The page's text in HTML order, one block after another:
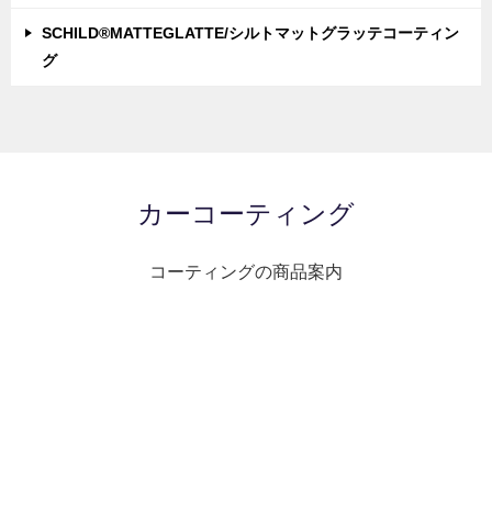
SCHILD®MATTEGLATTE/シルトマットグラッテコーティン
グ
カーコーティング
コーティングの商品案内